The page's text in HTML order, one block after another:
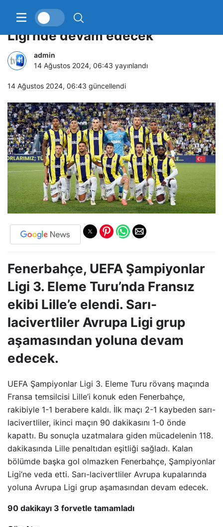
Fenerbahçe, yoluna Avrupa
Ligi’nde devam edecek
admin
14 Ağustos 2024, 06:43 yayınlandı
14 Ağustos 2024, 06:43 güncellendi
Fenerbahçe, UEFA Şampiyonlar
Ligi 3. Eleme Turu’nda Fransız
ekibi Lille’e elendi. Sarı-
lacivertliler Avrupa Ligi grup
aşamasından yoluna devam
edecek.
UEFA Şampiyonlar Ligi 3. Eleme Turu rövanş maçında
Fransa temsilcisi Lille’i konuk eden Fenerbahçe,
rakibiyle 1-1 berabere kaldı. İlk maçı 2-1 kaybeden sarı-
lacivertliler, ikinci maçın 90 dakikasını 1-0 önde
kapattı. Bu sonuçla uzatmalara giden mücadelenin 118.
dakikasında Lille penaltıdan eşitliği sağladı. Kalan
bölümde başka gol olmazken Fenerbahçe, Şampiyonlar
Ligi’ne veda etti. Sarı-lacivertliler Avrupa kupalarında
yoluna Avrupa Ligi grup aşamasından devam edecek.
90 dakikayı 3 forvetle tamamladı